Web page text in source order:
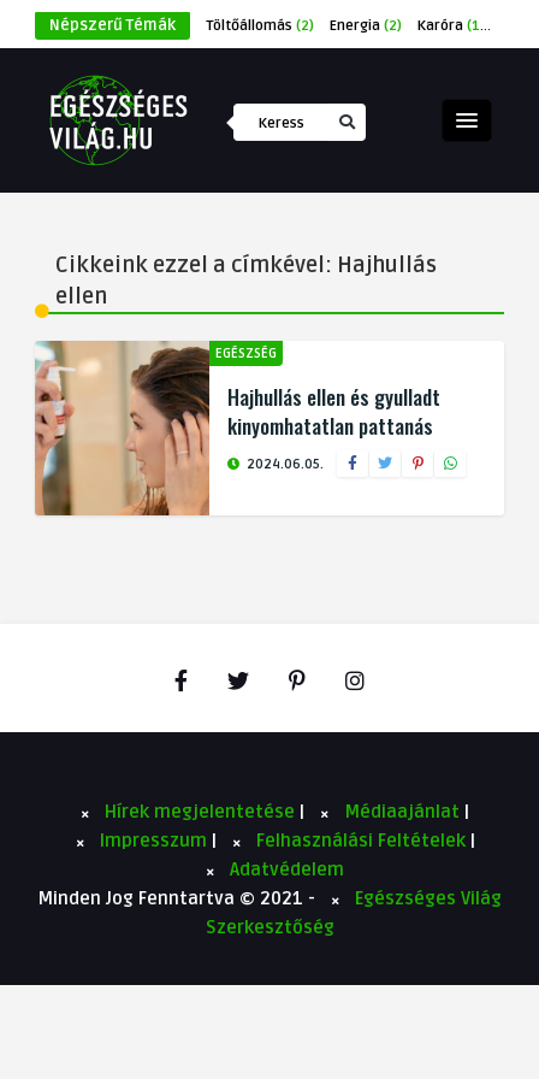
Népszerű Témák Töltőállomás (2) Energia (2) Karóra (1)
Cikkeink ezzel a címkével: Hajhullás
ellen
EGÉSZSÉG
Hajhullás ellen és gyulladt
kinyomhatatlan pattanás
2024.06.05.
Hírek megjelentetése | Médiaajánlat |
Impresszum | Felhasználási Feltételek |
Adatvédelem
Minden Jog Fenntartva © 2021 -
Egészséges Világ
Szerkesztőség